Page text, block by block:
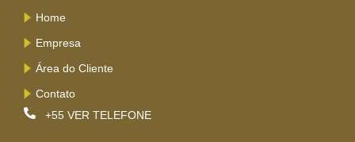
Home
Empresa
Área do Cliente
Contato
+55 VER TELEFONE